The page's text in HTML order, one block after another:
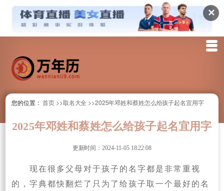
✕
您的位置：首页 >>取名大全 >>2025年邓姓和蔡姓怎么给孩子起名宜用字
2025年邓姓和蔡姓怎么给孩子起名宜用字
更新时间：2024-11-05 18:22:08
现在很多父母对于孩子的名字都是非常重视
的，字典都快翻烂了只为了给孩子取一个最好的名